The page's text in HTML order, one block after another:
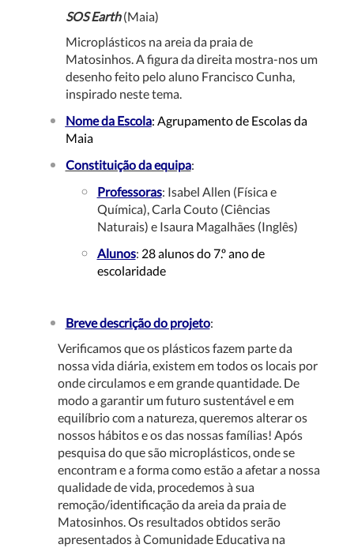
SOS Earth (Maia)
Microplásticos na areia da praia de
Matosinhos. A figura da direita mostra-nos um
desenho feito pelo aluno Francisco Cunha,
inspirado neste tema.
Nome da Escola: Agrupamento de Escolas da
Maia
Constituição da equipa:
Professoras: Isabel Allen (Física e
Química), Carla Couto (Ciências
Naturais) e Isaura Magalhães (Inglês)
Alunos: 28 alunos do 7.º ano de
escolaridade
Breve descrição do projeto:
Verificamos que os plásticos fazem parte da
nossa vida diária, existem em todos os locais por
onde circulamos e em grande quantidade. De
modo a garantir um futuro sustentável e em
equilíbrio com a natureza, queremos alterar os
nossos hábitos e os das nossas famílias! Após
pesquisa do que são microplásticos, onde se
encontram e a forma como estão a afetar a nossa
qualidade de vida, procedemos à sua
remoção/identificação da areia da praia de
Matosinhos. Os resultados obtidos serão
apresentados à Comunidade Educativa na